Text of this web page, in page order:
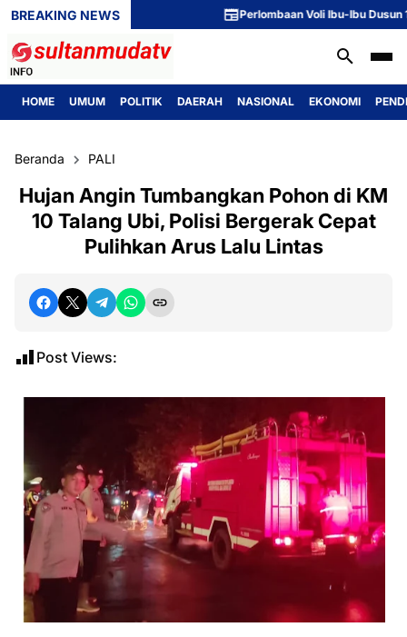
BREAKING NEWS Perlombaan Voli Ibu-Ibu Dusun 1
HOME UMUM POLITIK DAERAH NASIONAL EKONOMI
Beranda PALI
Hujan Angin Tumbangkan Pohon di KM
10 Talang Ubi, Polisi Bergerak Cepat
Pulihkan Arus Lalu Lintas
Post Views: